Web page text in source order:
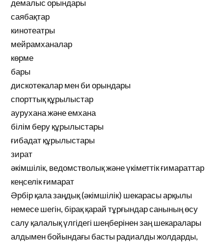
демалыс орындары
саябақтар
кинотеатры
мейрамханалар
көрме
бары
дискотекалар мен би орындары
спорттық құрылыстар
аурухана және емхана
білім беру құрылыстары
ғибадат құрылыстары
зират
әкімшілік, ведомстволық және үкіметтік ғимараттар
кеңселік ғимарат
Әрбір қала заңдық (әкімшілік) шекарасы арқылы
немесе шегін, бірақ қарай тұрғындар санының өсу
салу қалалық үлгідегі шеңберінен заң шекаралары
алдымен бойындағы басты радиалды жолдарды,